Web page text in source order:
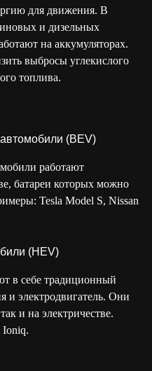
для движения. В
и дизельных
на аккумуляторах.
выбросы углекислого
топлива.
(BEV)
работают
батареи которых можно
Tesla Model S, Nissan
(HEV)
в себе традиционный
и электродвигатель. Они
и на электричестве.